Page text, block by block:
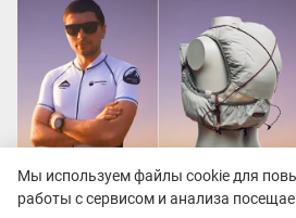
Мы используем файлы cookie для
работы с сервисом и анализа